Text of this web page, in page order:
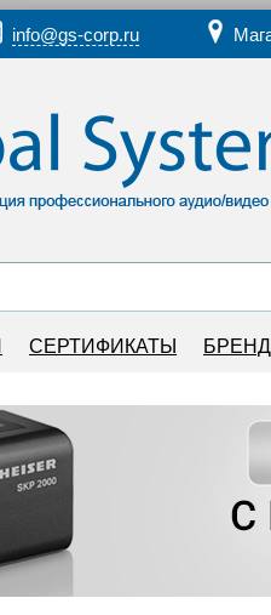
info@gs-corp.ru
СЕРТИФИКАТЫ